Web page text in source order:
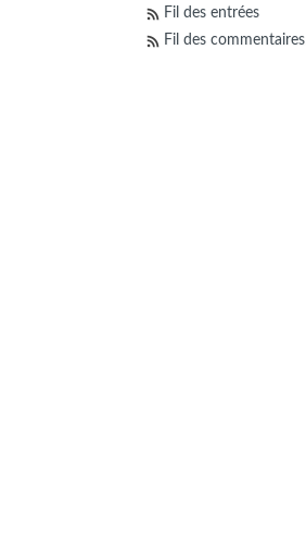
Fil des entrées
Fil des commentaires